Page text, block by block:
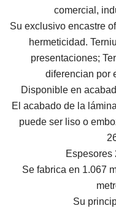
comercial,
Su exclusivo encastre
hermeticidad.
presentaciones;
diferencian por
Disponible en
El acabado de la
puede ser liso o
Espesores
Se fabrica en 1.067
Su